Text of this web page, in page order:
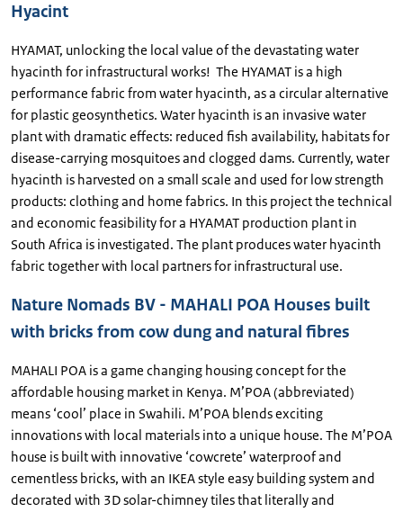
Hyacint
HYAMAT, unlocking the local value of the devastating water
hyacinth for infrastructural works! The HYAMAT is a high
performance fabric from water hyacinth, as a circular alternative
for plastic geosynthetics. Water hyacinth is an invasive water
plant with dramatic effects: reduced fish availability, habitats for
disease-carrying mosquitoes and clogged dams. Currently, water
hyacinth is harvested on a small scale and used for low strength
products: clothing and home fabrics. In this project the technical
and economic feasibility for a HYAMAT production plant in
South Africa is investigated. The plant produces water hyacinth
fabric together with local partners for infrastructural use.
Nature Nomads BV - MAHALI POA Houses built
with bricks from cow dung and natural fibres
MAHALI POA is a game changing housing concept for the
affordable housing market in Kenya. M’POA (abbreviated)
means ‘cool’ place in Swahili. M’POA blends exciting
innovations with local materials into a unique house. The M’POA
house is built with innovative ‘cowcrete’ waterproof and
cementless bricks, with an IKEA style easy building system and
decorated with 3D solar-chimney tiles that literally and